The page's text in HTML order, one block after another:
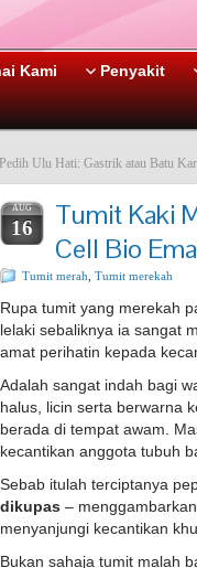
Kami Penyakit
Pedih Ulu Hati: Gastrik atau Batu
AUG
16
Tumit Kaki
Cell Bio
Tumit merah Tumit merekah
Rupa tumit yang merekah
lelaki sebaliknya ia sangat
amat perihatin kepada
Adalah sangat indah bagi
halus, licin serta berwarna
berada di tempat awam.
kecantikan anggota tubuh
Sebab itulah terciptanya
dikupas –
menyanjungi kecantikan
Bukan sahaja tumit malah